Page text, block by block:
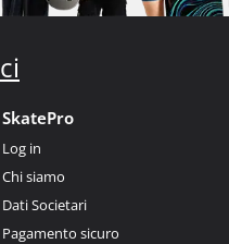
SkatePro
Log in
Chi siamo
Dati Societari
Pagamento sicuro